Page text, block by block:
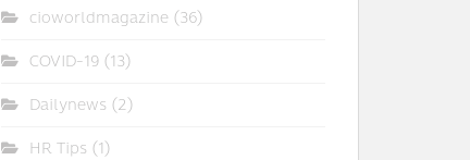
cioworldmagazine (36)
COVID-19 (13)
Dailynews (2)
HR Tips (1)